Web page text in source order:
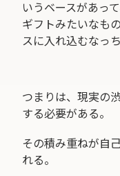
いうベースがあっ
ギフトみたいなも
スに入れ込むなっ
つまりは、現実の
する必要がある。
その積み重ねが自
れる。